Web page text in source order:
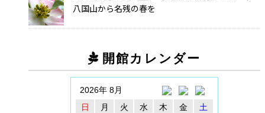
八国山から名残の春を
開館カレンダー
2026年 8月
日
月 火 水 木 金
土